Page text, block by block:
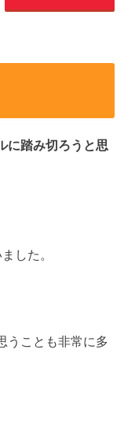
に踏み切ろうと思
した。
うことも非常に多